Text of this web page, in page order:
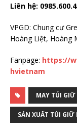
Liên hệ:
VPGD: Chung cư
Hoàng Liệt, Hoàng
Fanpage: https://
hvietnam
MAY TÚI GIỮ
SẢN XUẤT TÚI GIỮ